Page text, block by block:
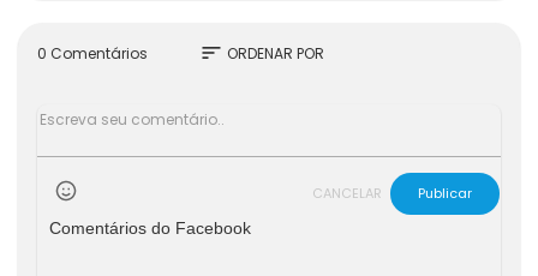
0 Comentários sort ORDENAR POR
CANCELAR
Publicar
Comentários do Facebook